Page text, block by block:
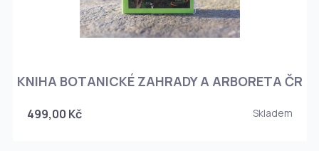
KNIHA BOTANICKÉ ZAHRADY A ARBORETA ČR
499,00 Kč Skladem